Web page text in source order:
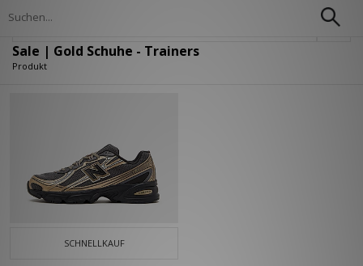
Sale | Gold Schuhe - Trainers
Produkt
SCHNELLKAUF